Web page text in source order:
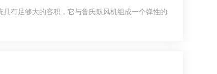
有足够大的容积，它与鲁氏鼓风机组成一个弹性的